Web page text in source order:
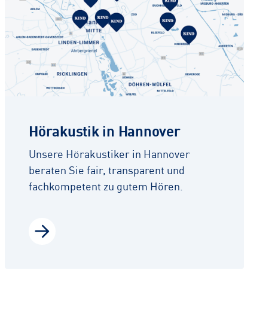
Hörakustik in Hannover
Unsere Hörakustiker in Hannover
beraten Sie fair, transparent und
fachkompetent zu gutem Hören.